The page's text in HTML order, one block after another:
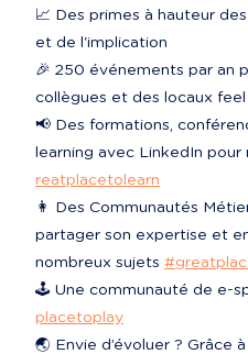
📈 Des primes à hauteur
et de l'implication
🎉 250 événements par an
collègues et des locaux
📢 Des formations,
learning avec LinkedIn
reatplacetolearn
👩‍ Des Communautés
partager son expertise et
nombreux sujets
🕹️ Une communauté de e-
placetoplay
🌏 Envie d’évoluer ? Grâce